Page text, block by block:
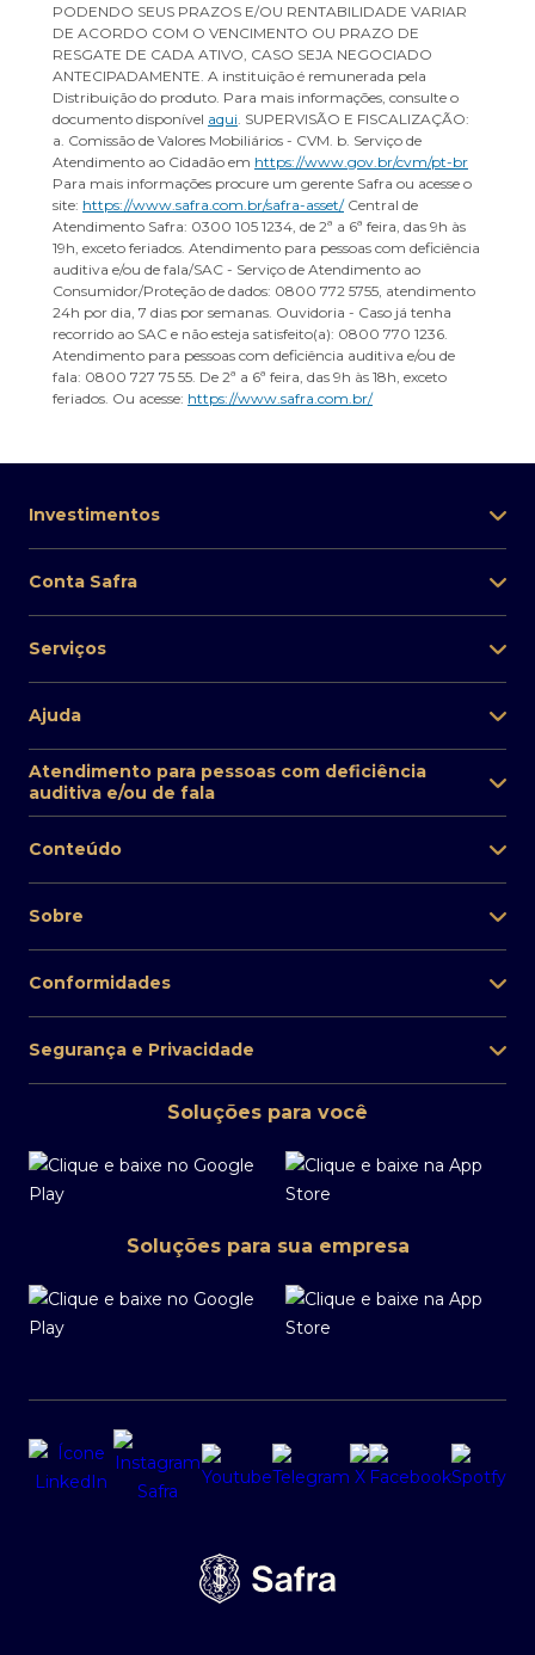
PODENDO SEUS PRAZOS E/OU RENTABILIDADE VARIAR
DE ACORDO COM O VENCIMENTO OU PRAZO DE
RESGATE DE CADA ATIVO, CASO SEJA NEGOCIADO
ANTECIPADAMENTE. A instituição é remunerada pela
Distribuição do produto. Para mais informações, consulte o
documento disponível aqui . SUPERVISÃO E FISCALIZAÇÃO:
a. Comissão de Valores Mobiliários - CVM. b. Serviço de
Atendimento ao Cidadão em https://www.gov.br/cvm/pt-br
Para mais informações procure um gerente Safra ou acesse o
site: https://www.safra.com.br/safra-asset/Central de
Atendimento Safra: 0300 105 1234, de 2ª a 6ª feira, das 9h às
19h, exceto feriados. Atendimento para pessoas com deficiência
auditiva e/ou de fala/SAC - Serviço de Atendimento ao
Consumidor/Proteção de dados: 0800 772 5755, atendimento
24h por dia, 7 dias por semanas. Ouvidoria - Caso já tenha
recorrido ao SAC e não esteja satisfeito(a): 0800 770 1236.
Atendimento para pessoas com deficiência auditiva e/ou de
fala: 0800 727 75 55. De 2ª a 6ª feira, das 9h às 18h, exceto
feriados. Ou acesse: https://www.safra.com.br/
Investimentos
Conta Safra
Serviços
Ajuda
Atendimento para pessoas com deficiência
auditiva e/ou de fala
Conteúdo
Sobre
Conformidades
Segurança e Privacidade
Soluções para você
Soluções para sua empresa